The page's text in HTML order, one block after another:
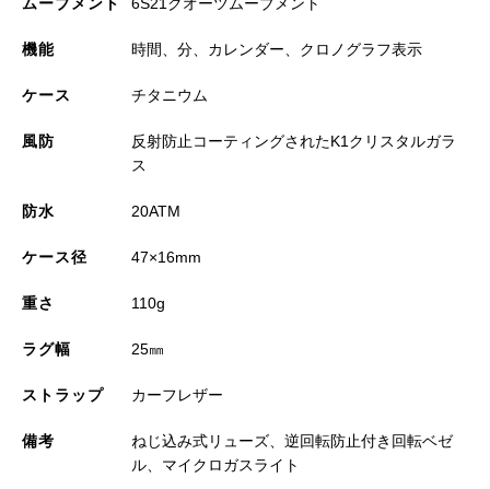
ムーブメント 6S21クオーツムーブメント
機能 時間、分、カレンダー、クロノグラフ表示
ケース チタニウム
風防
反射防止コーティングされたK1クリスタルガラ
ス
防水 20ATM
ケース径 47×16mm
重さ 110g
ラグ幅 25㎜
ストラップ カーフレザー
備考
ねじ込み式リューズ、逆回転防止付き回転ベゼ
ル、マイクロガスライト